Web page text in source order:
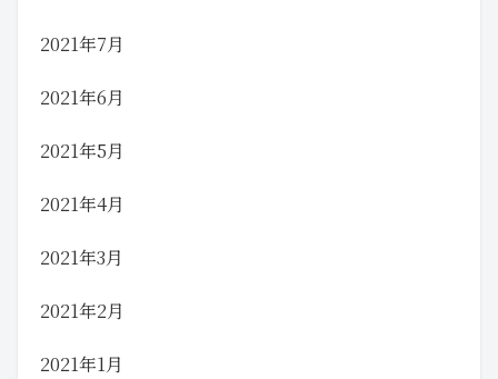
2021年7月
2021年6月
2021年5月
2021年4月
2021年3月
2021年2月
2021年1月